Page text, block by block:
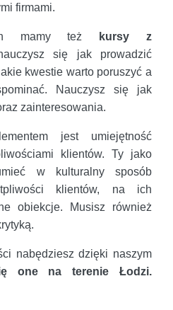
firmami.
mamy też
kursy z
się jak prowadzić
kwestie warto poruszyć a
Nauczysz się jak
zainteresowania.
jest umiejętność
klientów. Ty jako
w kulturalny sposób
klientów, na ich
obiekcje. Musisz również
nabędziesz dzięki naszym
one na terenie Łodzi.